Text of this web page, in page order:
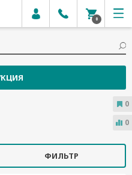
0
ФИЛЬТР
0
0